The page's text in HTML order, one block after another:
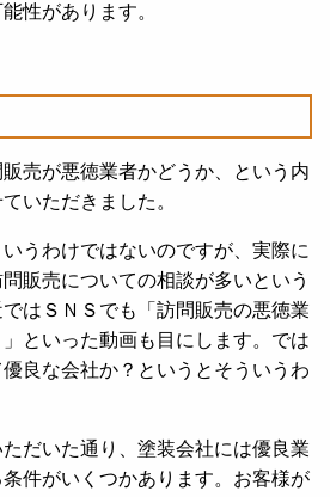
性があります。
売が悪徳業者かどうか、という内
いただきました。
うわけではないのですが、実際に
販売についての相談が多いという
はＳＮＳでも「訪問販売の悪徳業
といった動画も目にします。では
良な会社か？というとそういうわ
だいた通り、塗装会社には優良業
件がいくつかあります。お客様が